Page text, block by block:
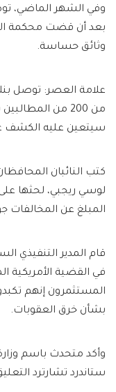
بعد أن قضت محكمة
وثائق حساسة.
علامة العصر: توصل
من 200 من
سيتعين عليه الكشف
كتب النائبان
لوسي ريجبي، لحثها
المبلغ عن المخالفات
قام المدير التنفيذي
في القضية الأمريكية
المستثمرون إنهم
بشأن خرق العقوبات.
وأكد متحدث باسم
ستاندرد تشارترد